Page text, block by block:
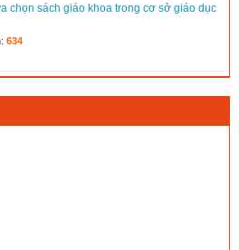
chọn sách giáo khoa trong cơ sở giáo dục
634